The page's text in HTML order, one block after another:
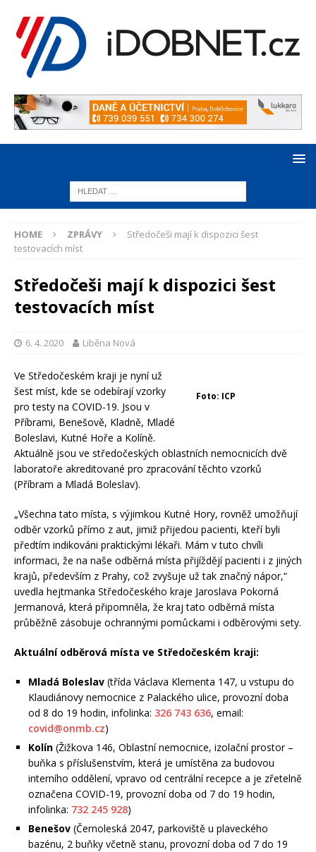
HOME ZPRÁVY
Středočeši mají k dispozici šest
testovacích míst
Středočeši mají k dispozici šest
testovacích míst
6. 4. 2020 Liběna Nová
Foto: ICP
Ve Středočeském kraji je nyní už
šest míst, kde se odebírají vzorky
pro testy na COVID-19. Jsou v
Příbrami, Benešově, Kladně, Mladé
Boleslavi, Kutné Hoře a Kolíně.
Aktuálně jsou ve středočeských oblastních nemocnicích dvě
laboratoře akreditované pro zpracování těchto vzorků
(Příbram a Mladá Boleslav).
„Všechna tato místa, s výjimkou Kutné Hory, rovněž umožňují
odběr vzorků přímo z aut, jimiž přijedou pacienti, kteří byli
předtím indikováni praktickými lékaři. Mám v tuto chvíli
informaci, že na naše odběrná místa přijíždějí pacienti i z jiných
krajů, především z Prahy, což zvyšuje už tak značný nápor,“
uvedla hejtmanka Středočeského kraje Jaroslava Pokorná
Jermanová, která připomněla, že kraj tato odběrná místa
průběžně zásobuje ochrannými pomůckami i odběrovými sety.
Aktuální odběrová místa ve Středočeském kraji:
Mladá Boleslav (třída Václava Klementa 147, u vstupu do
Klaudiánovy nemocnice z Palackého ulice, provozní doba
od 8 do 19 hodin, infolinka: 326 743 636, email:
covid@onmb.cz)
Kolín (Žižkova 146, Oblastní nemocnice, izolační prostor –
buňka s příslušenstvím, která je umístěna za budovou
interního oddělení, vpravo od centrální recepce a je zřetelně
označena COVID-19, provozní doba od 7 do 19 hodin,
infolinka: 732 245 928)
Benešov (Černoleská 2047, parkoviště u plaveckého
bazénu, 2 buňky včetně stanu, provozní doba od 7 do 19